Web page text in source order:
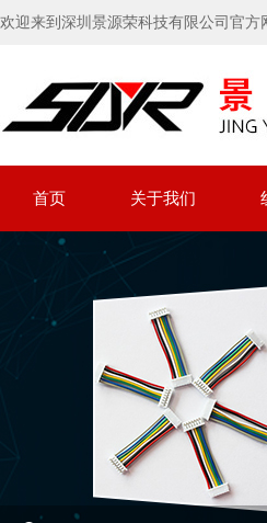
欢迎来到深圳景源荣科技有限公司官方
首页 关于我们